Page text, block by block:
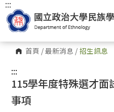
首頁 /最新消息 / 招生訊息
:::
:::
115學年度特殊選才
事項